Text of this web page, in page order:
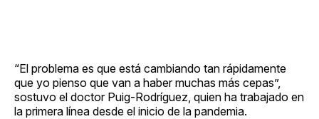
“El problema es que está cambiando tan rápidamente
que yo pienso que van a haber muchas más cepas”,
sostuvo el doctor Puig-Rodríguez, quien ha trabajado en
la primera línea desde el inicio de la pandemia.